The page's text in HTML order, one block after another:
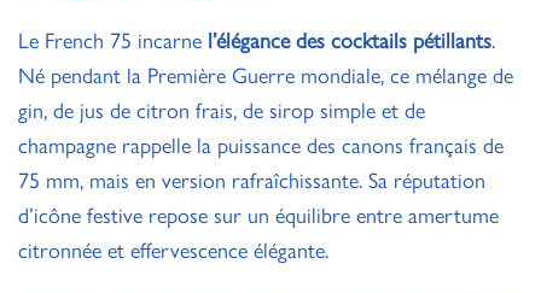
Le French 75 incarne l’élégance des cocktails pétillants.
Né pendant la Première Guerre mondiale, ce mélange de
gin, de jus de citron frais, de sirop simple et de
champagne rappelle la puissance des canons français de
75 mm, mais en version rafraîchissante. Sa réputation
d’icône festive repose sur un équilibre entre amertume
citronnée et effervescence élégante.